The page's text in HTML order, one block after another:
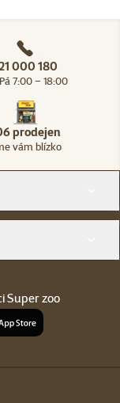
000 180
7:00 – 18:00
prodejen
vám blízko
Super zoo